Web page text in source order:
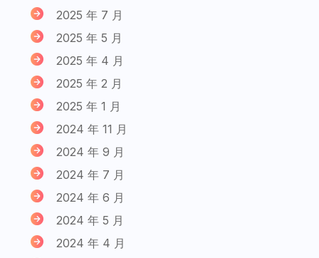
2025 年 7 月
2025 年 5 月
2025 年 4 月
2025 年 2 月
2025 年 1 月
2024 年 11 月
2024 年 9 月
2024 年 7 月
2024 年 6 月
2024 年 5 月
2024 年 4 月